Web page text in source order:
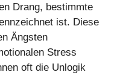
Drang, bestimmte
ist. Diese
Ängsten
Stress
oft die Unlogik